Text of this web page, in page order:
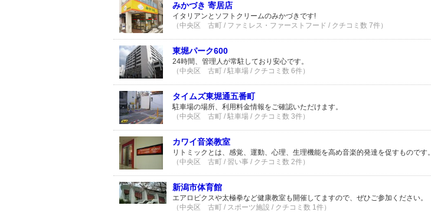
みかづき 寄居店
イタリアンとソフトクリームのみかづきです!
（中央区 古町 / ファミレス・ファーストフード / クチコミ数 7件）
東堀パーク600
24時間、管理人が常駐しており安心です。
（中央区 古町 / 駐車場 / クチコミ数 6件）
タイムズ東堀通五番町
駐車場の場所、利用料金情報をご確認いただけます。
（中央区 古町 / 駐車場 / クチコミ数 3件）
カワイ音楽教室
リトミックとは、感覚、運動、心理、生理機能を高め音楽的発達を促すものです。
（中央区 古町 / 習い事 / クチコミ数 2件）
新潟市体育館
エアロビクスや太極拳など健康教室も開催してますので、ぜひご参加ください。
（中央区 古町 / スポーツ施設 / クチコミ数 1件）